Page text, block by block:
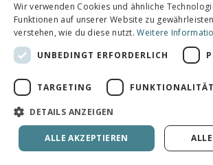
die liebevollen, achtsamen
Seelenebene in der
die heilige Geometrie des
Wir verwenden Cookies und ähnliche
Funktionen auf unserer Website zu
verstehen, wie du diese nutzt.Weitere
UNBEDINGT ERFORDERLICH
TARGETING FUNKTIONALITÄT
DETAILS ANZEIGEN
ALLE AKZEPTIEREN